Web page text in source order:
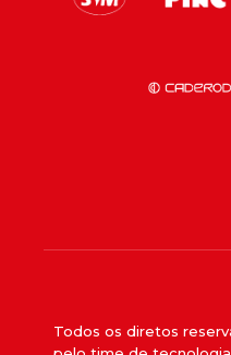
Todos os diretos